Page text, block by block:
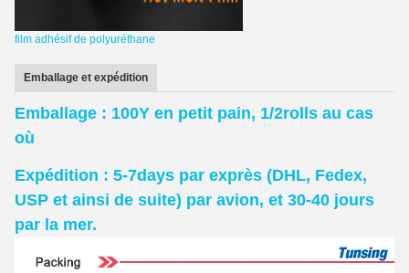
film adhésif de polyuréthane
Emballage et expédition
Emballage : 100Y en petit pain, 1/2rolls au cas
où
Expédition : 5-7days par exprès (DHL, Fedex,
USP et ainsi de suite) par avion, et 30-40 jours
par la mer.